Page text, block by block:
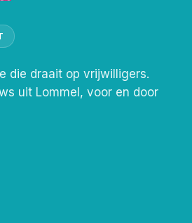
die draait op vrijwilligers.
uit Lommel, voor en door